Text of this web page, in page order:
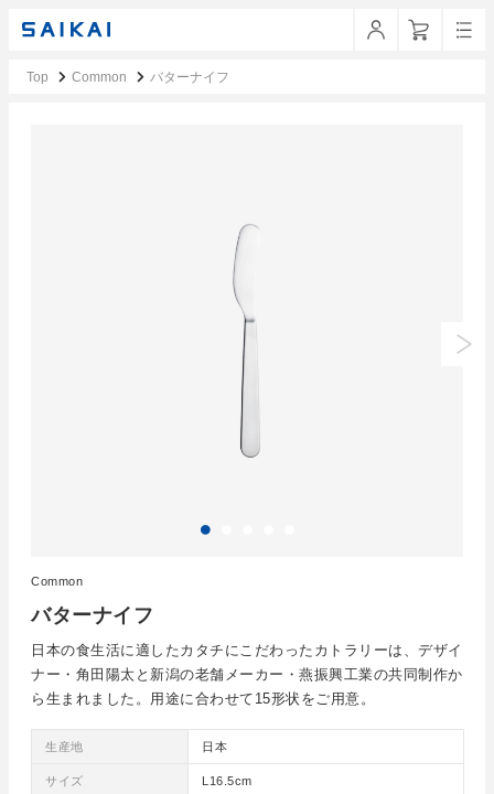
Top Common バターナイフ
バターナイフ
Common
日本の食生活に適したカタチにこだわったカトラリーは、デザイ
ナー・角田陽太と新潟の老舗メーカー・燕振興工業の共同制作か
ら生まれました。用途に合わせて15形状をご用意。
生産地 日本
サイズ L16.5cm